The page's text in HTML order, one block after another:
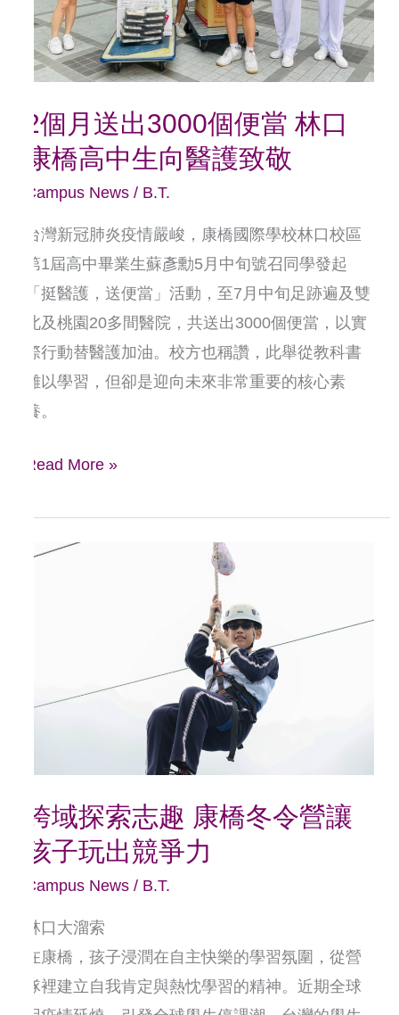
2個月送出3000個便當 林口
康橋高中生向醫護致敬
Campus News/ B.T.
台灣新冠肺炎疫情嚴峻，康橋國際學校林口校區
第1屆高中畢業生蘇彥勳5月中旬號召同學發起
「挺醫護，送便當」活動，至7月中旬足跡遍及雙
北及桃園20多間醫院，共送出3000個便當，以實
際行動替醫護加油。校方也稱讚，此舉從教科書
難以學習，但卻是迎向未來非常重要的核心素
養。
3000
個
便
林
口
康
高
中
向
醫
護
致
Read More »
跨域探索志趣 康橋冬令營讓
孩子玩出競爭力
Campus News/ B.T.
林口大溜索
在康橋，孩子浸潤在自主快樂的學習氛圍，從營
隊裡建立自我肯定與熱忱學習的精神。近期全球
跨
趣
令
營
讓
子
玩
出